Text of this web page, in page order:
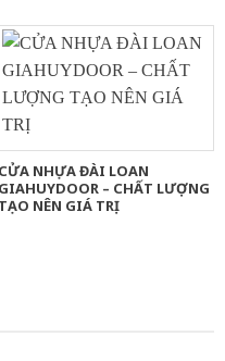
CỬA NHỰA ĐÀI LOAN
GIAHUYDOOR – CHẤT LƯỢNG
TẠO NÊN GIÁ TRỊ